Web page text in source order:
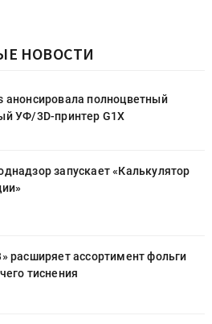
НОВОСТИ
анонсировала полноцветный
УФ/3D-принтер G1X
запускает «Калькулятор
расширяет ассортимент фольги
тиснения